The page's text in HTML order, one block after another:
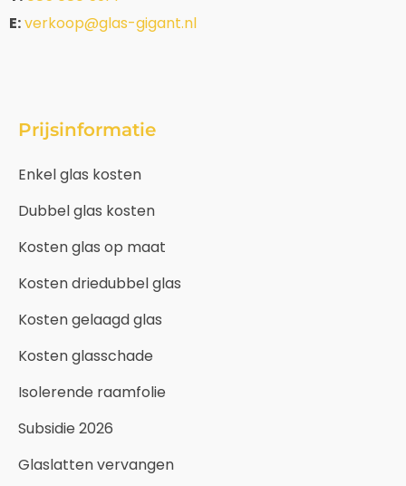
E:verkoop@glas-gigant.nl
Prijsinformatie
Enkel glas kosten
Dubbel glas kosten
Kosten glas op maat
Kosten driedubbel glas
Kosten gelaagd glas
Kosten glasschade
Isolerende raamfolie
Subsidie 2026
Glaslatten vervangen